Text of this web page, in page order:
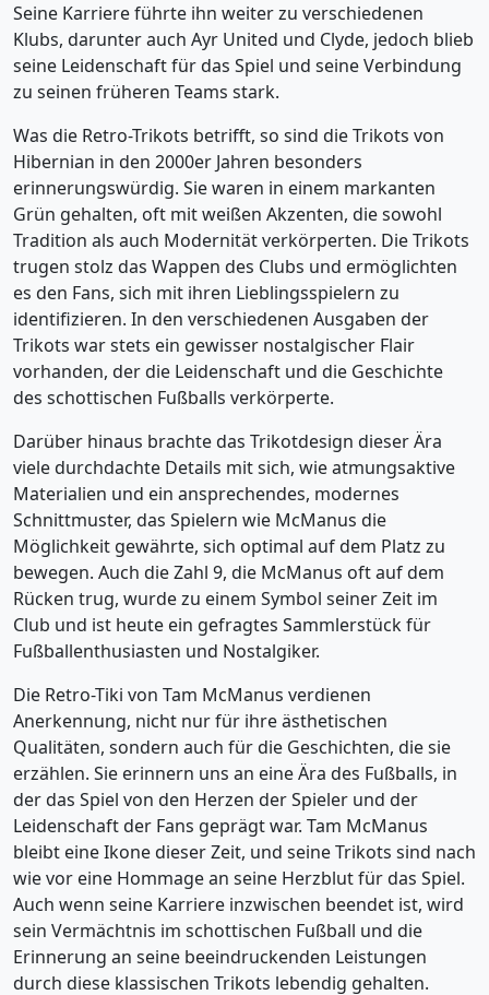
Seine Karriere führte ihn weiter zu verschiedenen
Klubs, darunter auch Ayr United und Clyde, jedoch blieb
seine Leidenschaft für das Spiel und seine Verbindung
zu seinen früheren Teams stark.
Was die Retro-Trikots betrifft, so sind die Trikots von
Hibernian in den 2000er Jahren besonders
erinnerungswürdig. Sie waren in einem markanten
Grün gehalten, oft mit weißen Akzenten, die sowohl
Tradition als auch Modernität verkörperten. Die Trikots
trugen stolz das Wappen des Clubs und ermöglichten
es den Fans, sich mit ihren Lieblingsspielern zu
identifizieren. In den verschiedenen Ausgaben der
Trikots war stets ein gewisser nostalgischer Flair
vorhanden, der die Leidenschaft und die Geschichte
des schottischen Fußballs verkörperte.
Darüber hinaus brachte das Trikotdesign dieser Ära
viele durchdachte Details mit sich, wie atmungsaktive
Materialien und ein ansprechendes, modernes
Schnittmuster, das Spielern wie McManus die
Möglichkeit gewährte, sich optimal auf dem Platz zu
bewegen. Auch die Zahl 9, die McManus oft auf dem
Rücken trug, wurde zu einem Symbol seiner Zeit im
Club und ist heute ein gefragtes Sammlerstück für
Fußballenthusiasten und Nostalgiker.
Die Retro-Tiki von Tam McManus verdienen
Anerkennung, nicht nur für ihre ästhetischen
Qualitäten, sondern auch für die Geschichten, die sie
erzählen. Sie erinnern uns an eine Ära des Fußballs, in
der das Spiel von den Herzen der Spieler und der
Leidenschaft der Fans geprägt war. Tam McManus
bleibt eine Ikone dieser Zeit, und seine Trikots sind nach
wie vor eine Hommage an seine Herzblut für das Spiel.
Auch wenn seine Karriere inzwischen beendet ist, wird
sein Vermächtnis im schottischen Fußball und die
Erinnerung an seine beeindruckenden Leistungen
durch diese klassischen Trikots lebendig gehalten.